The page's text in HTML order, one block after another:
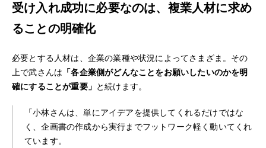
受け入れ成功に必要なのは、複業人材に求め
ることの明確化
必要とする人材は、企業の業種や状況によってさまざま。その
上で武さんは 「各企業側がどんなことをお願いしたいのかを明
確にすることが重要」 と続けます。
「小林さんは、単にアイデアを提供してくれるだけではな
く、企画書の作成から実行までフットワーク軽く動いてくれ
ています。